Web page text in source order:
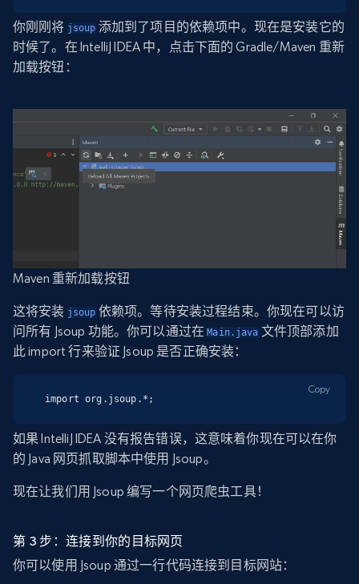
你刚刚将 jsoup 添加到了项目的依赖项中。现在是安装它的
时候了。在 IntelliJ IDEA 中，点击下面的 Gradle/Maven 重新
加载按钮：
Maven 重新加载按钮
这将安装 jsoup 依赖项。等待安装过程结束。你现在可以访
问所有 Jsoup 功能。你可以通过在Main.java 文件顶部添加
此 import 行来验证 Jsoup 是否正确安装：
import org.jsoup.*;
Copy
如果 IntelliJ IDEA 没有报告错误，这意味着你现在可以在你
的 Java 网页抓取脚本中使用 Jsoup。
现在让我们用 Jsoup 编写一个网页爬虫工具！
第 3 步：连接到你的目标网页
你可以使用 Jsoup 通过一行代码连接到目标网站：